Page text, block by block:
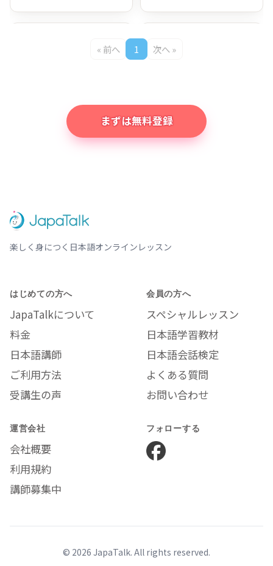
ティングと日本
For Beginners,
Basic い-
10分で読（よ）
める日本の歴史
JP-EN Words
List for IT
Digital
グ用語一覧
Mina先生
Phrases for
in Japan 日本語
を母国語としな
ための会話集
« 前へ 1 次へ »
まずは無料登録
楽しく身につく日本語オンラインレッスン
はじめての方へ
JapaTalkについて
料金
日本語講師
ご利用方法
受講生の声
会員の方へ
スペシャルレッスン
日本語学習教材
日本語会話検定
よくある質問
お問い合わせ
運営会社
会社概要
利用規約
講師募集中
フォローする
© 2026 JapaTalk. All rights reserved.